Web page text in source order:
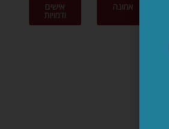
אמונה אישים
ודמויות